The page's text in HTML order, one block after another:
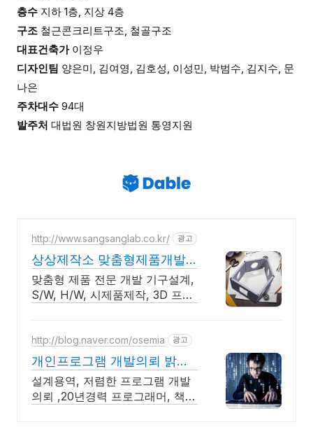
층수 지하 1층, 지상 4층
구조 철근콘크리트구조, 철골구조
대표건축가이정우
디자인팀 양은미, 김여영, 김호성, 이성민, 박범수, 김지수, 문
나은
주차대수 94대
발주처 대법원 창원지방법원 통영지원
http://www.sangsanglab.co.kr/ 광고
상상제작소 맞춤형제품개발
시제품 개발 제작 전문기업!
맞춤형 제품 전문 개발 기구설계,
S/W, H/W, 시제품제작, 3D 프린
http://blog.naver.com/osemia 광고
개인프로그램 개발의뢰 밝은
터
설계용역, 저렴한 프로그램 개발
의뢰 ,20년경력 프로그래머, 책임